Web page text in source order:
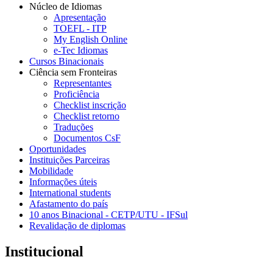
Núcleo de Idiomas
Apresentação
TOEFL - ITP
My English Online
e-Tec Idiomas
Cursos Binacionais
Ciência sem Fronteiras
Representantes
Proficiência
Checklist inscrição
Checklist retorno
Traduções
Documentos CsF
Oportunidades
Instituições Parceiras
Mobilidade
Informações úteis
International students
Afastamento do país
10 anos Binacional - CETP/UTU - IFSul
Revalidação de diplomas
Institucional